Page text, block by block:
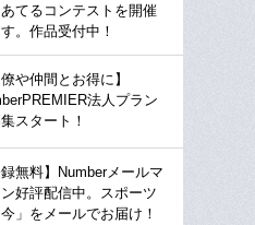
あてるコンテストを開催
。作品受付中！
僚や仲間とお得に】
法人プラン
スタート！
録無料】Numberメールマ
好評配信中。スポーツ
」をメールでお届け！